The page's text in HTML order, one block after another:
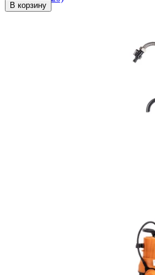
Штуцер выходной D54x100
Гайка переходная (N000-010-
Основание (N000-005-426-2)
Колодка клеммная (N000-000-
В корзину